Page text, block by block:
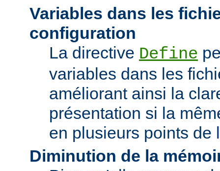
Variables dans les
configuration
La directive Define
variables dans les
améliorant ainsi la
présentation si la
en plusieurs points de
Diminution de la